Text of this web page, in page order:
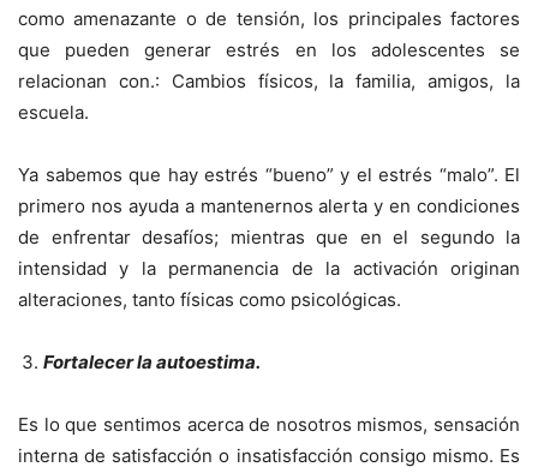
como amenazante o de tensión, los principales factores
que pueden generar estrés en los adolescentes se
relacionan con.: Cambios físicos, la familia, amigos, la
escuela.
Ya sabemos que hay estrés “bueno” y el estrés “malo”. El
primero nos ayuda a mantenernos alerta y en condiciones
de enfrentar desafíos; mientras que en el segundo la
intensidad y la permanencia de la activación originan
alteraciones, tanto físicas como psicológicas.
Fortalecer la autoestima.
Es lo que sentimos acerca de nosotros mismos, sensación
interna de satisfacción o insatisfacción consigo mismo. Es